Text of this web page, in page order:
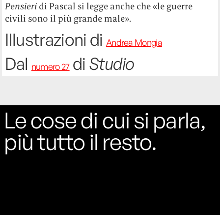
Pensieri di Pascal si legge anche che «le guerre
civili sono il più grande male».
Illustrazioni di Andrea Mongia
Dal numero 27di Studio
Le cose di cui si parla,
più tutto il resto.